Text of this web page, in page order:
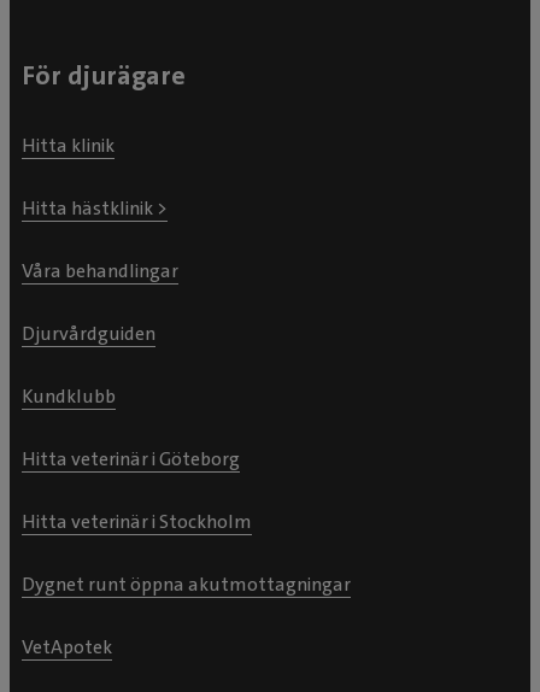
För djurägare
Hitta klinik
Hitta hästklinik >
Våra behandlingar
Djurvårdguiden
Kundklubb
Hitta veterinär i Göteborg
Hitta veterinär i Stockholm
Dygnet runt öppna akutmottagningar
VetApotek